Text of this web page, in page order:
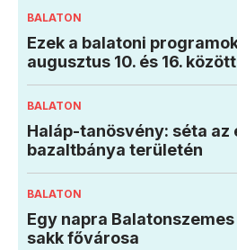
BALATON
Ezek a balatoni
augusztus 10. és 16. között
BALATON
Haláp-tanösvény: séta az
bazaltbánya területén
BALATON
Egy napra
sakk fővárosa